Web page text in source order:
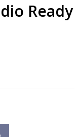
Ready